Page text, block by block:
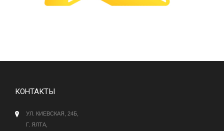
КОНТАКТЫ
УЛ. КИЕВСКАЯ, 24Б,
Г. ЯЛТА,